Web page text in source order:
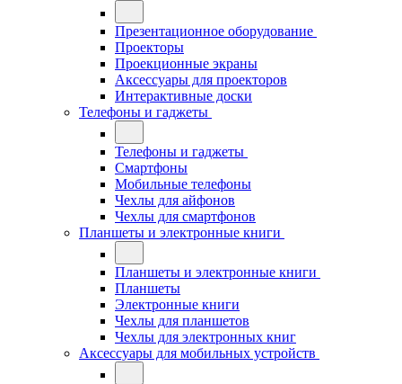
Презентационное оборудование
Проекторы
Проекционные экраны
Аксессуары для проекторов
Интерактивные доски
Телефоны и гаджеты
Телефоны и гаджеты
Смартфоны
Мобильные телефоны
Чехлы для айфонов
Чехлы для смартфонов
Планшеты и электронные книги
Планшеты и электронные книги
Планшеты
Электронные книги
Чехлы для планшетов
Чехлы для электронных книг
Аксессуары для мобильных устройств